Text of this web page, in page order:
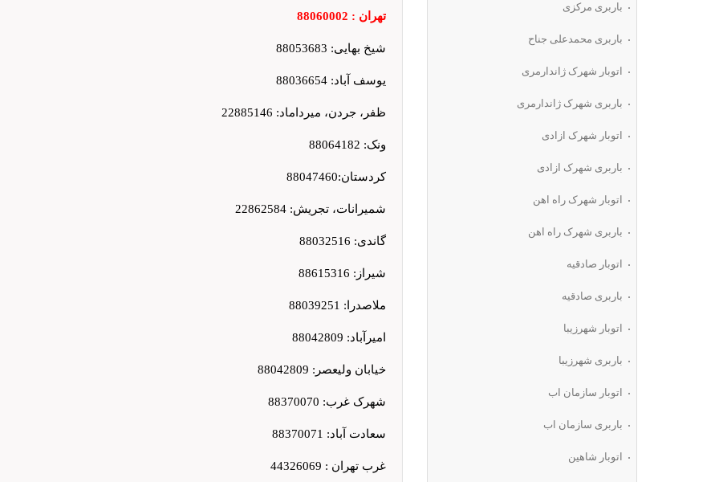
تهران : 88060002
شیخ بهایی: 88053683
یوسف آباد: 88036654
ظفر، جردن، میرداماد: 22885146
ونک: 88064182
کردستان:88047460
شمیرانات، تجریش: 22862584
گاندی: 88032516
شیراز: 88615316
ملاصدرا: 88039251
امیرآباد: 88042809
خیابان ولیعصر: 88042809
شهرک غرب: 88370070
سعادت آباد: 88370071
غرب تهران : 44326069
باربری مرکزی
باربری محمدعلی جناح
اتوبار شهرک ژاندارمری
باربری شهرک ژاندارمری
اتوبار شهرک ازادی
باربری شهرک ازادی
اتوبار شهرک راه اهن
باربری شهرک راه اهن
اتوبار صادقیه
باربری صادقیه
اتوبار شهرزیبا
باربری شهرزیبا
اتوبار سازمان اب
باربری سازمان اب
اتوبار شاهین